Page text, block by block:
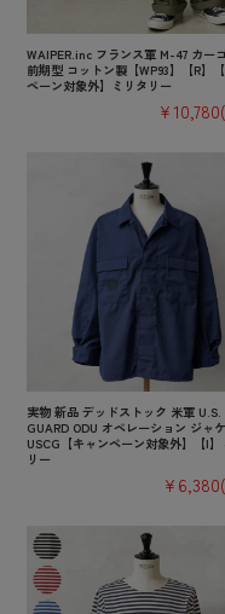
WAIPER.inc フランス軍 M-47 カー
前期型 コットン製【WP93】【R】
ペーン対象外】ミリタリー
¥10,780
実物 新品 デッドストック 米軍 U.S.
GUARD ODU オペレーション ジャ
USCG【キャンペーン対象外】【I】
リー
¥6,380